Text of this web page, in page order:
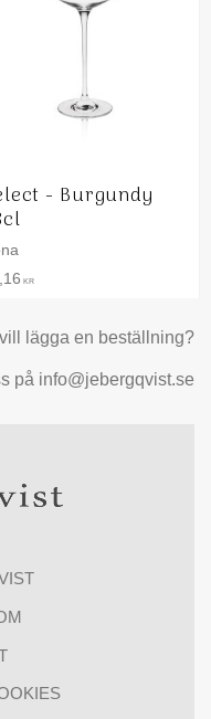
- Burgundy
KR
lägga en beställning?
på info@jebergqvist.se